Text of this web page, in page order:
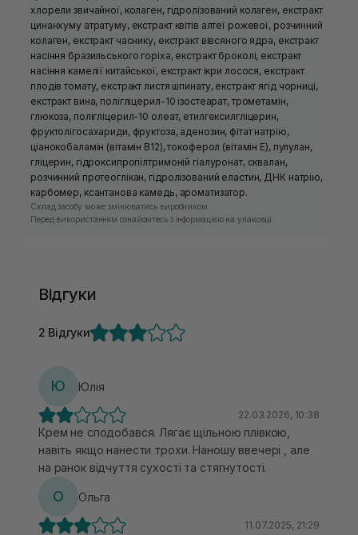
хлорели звичайної, колаген, гідролізований колаген, екстракт
цинанхуму атратуму, екстракт квітів алтеї рожевої, розчинний
колаген, екстракт часнику, екстракт вівсяного ядра, екстракт
насіння бразильського горіха, екстракт броколі, екстракт
насіння камелії китайської, екстракт ікри лосося, екстракт
плодів томату, екстракт листя шпинату, екстракт ягід чорниці,
екстракт вина, полігліцерил-10 ізостеарат, трометамін,
глюкоза, полігліцерил-10 олеат, етилгексилгліцерин,
фруктолігосахариди, фруктоза, аденозин, фітат натрію,
ціанокобаламін (вітамін B12), токоферол (вітамін Е), пулулан,
гліцерин, гідроксипропілтримоній гіалуронат, сквалан,
розчинний протеоглікан, гідролізований еластин, ДНК натрію,
карбомер, ксантанова камедь, ароматизатор.
Склад засобу може змінюватись виробником.
Перед використанням ознайомтесь з інформацією на упаковці.
Відгуки
2 Відгуки
Ю Юлія
22.03.2026, 10:38
Крем не сподобався. Лягає щільною плівкою,
навіть якщо нанести трохи. Наношу ввечері , але
на ранок відчуття сухості та стягнутості.
О Ольга
11.07.2025, 21:29